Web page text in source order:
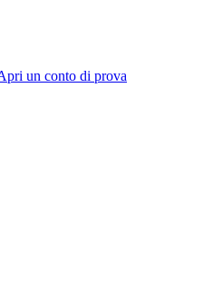
un conto di prova